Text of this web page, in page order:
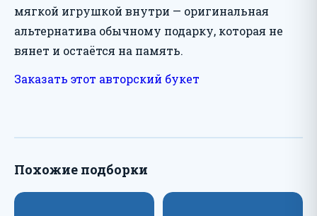
мягкой игрушкой внутри — оригинальная
альтернатива обычному подарку, которая не
вянет и остаётся на память.
Заказать этот авторский букет
Похожие подборки